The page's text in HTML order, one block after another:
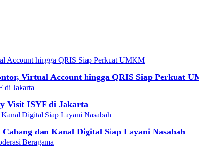
Virtual Account hingga QRIS Siap Perkuat
Visit ISYF di Jakarta
dan Kanal Digital Siap Layani Nasabah